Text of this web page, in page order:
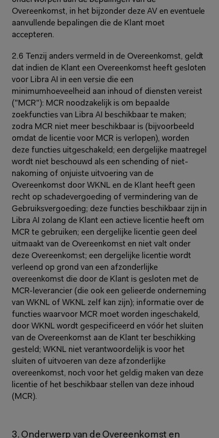
Overeenkomst, in het bijzonder deze AV en eventuele
aanvullende bepalingen die de Klant moet
accepteren.
2.6 Tenzij anders vermeld in de Overeenkomst, geldt
dat indien de Klant een Overeenkomst heeft gesloten
voor Libra AI in een versie die een
minimumhoeveelheid aan inhoud of diensten vereist
("MCR"): MCR noodzakelijk is om bepaalde
zoekfuncties van Libra AI beschikbaar te maken;
zodra MCR niet meer beschikbaar is (bijvoorbeeld
omdat de licentie voor MCR is verlopen), worden
deze functies uitgeschakeld; een dergelijke maatregel
wordt niet beschouwd als een schending of niet-
nakoming of onjuiste uitvoering van de
Overeenkomst door WKNL en de Klant heeft geen
recht op schadevergoeding of vermindering van de
Gebruiksvergoeding; deze functies beschikbaar zijn in
Libra AI zolang de Klant een actieve licentie heeft om
MCR te gebruiken; een dergelijke licentie geen deel
uitmaakt van de Overeenkomst en niet valt onder
deze Overeenkomst; een dergelijke licentie wordt
verleend op grond van een afzonderlijke
overeenkomst die door de Klant is gesloten met de
MCR-leverancier (die ook een gelieerde onderneming
van WKNL of WKNL zelf kan zijn); informatie over de
functies waarvoor MCR moet worden ingeschakeld,
door WKNL wordt gespecificeerd en vóór het sluiten
van de Overeenkomst aan de Klant ter beschikking
gesteld; WKNL niet verantwoordelijk is voor het
sluiten of uitvoeren van deze afzonderlijke
overeenkomst, noch voor het geldig maken van deze
licentie of het beschikbaar stellen van deze inhoud
(MCR).
3. Onderwerp van de Overeenkomst en